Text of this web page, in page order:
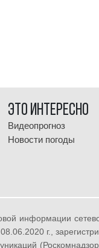
Это интересно
Видеопрогноз
Новости погоды
информации
г.,